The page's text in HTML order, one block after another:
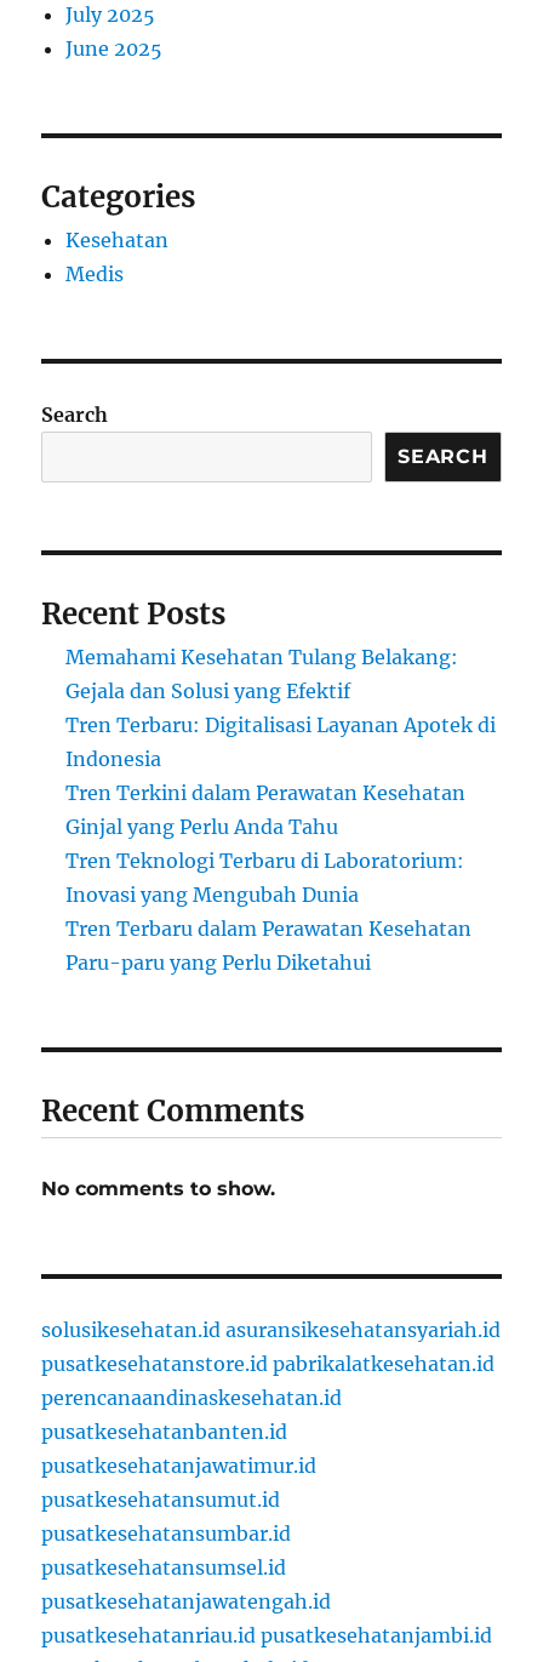
July 2025
June 2025
Categories
Kesehatan
Medis
Search
SEARCH
Recent Posts
Memahami Kesehatan Tulang Belakang:
Gejala dan Solusi yang Efektif
Tren Terbaru: Digitalisasi Layanan Apotek di
Indonesia
Tren Terkini dalam Perawatan Kesehatan
Ginjal yang Perlu Anda Tahu
Tren Teknologi Terbaru di Laboratorium:
Inovasi yang Mengubah Dunia
Tren Terbaru dalam Perawatan Kesehatan
Paru-paru yang Perlu Diketahui
Recent Comments
No comments to show.
solusikesehatan.id asuransikesehatansyariah.id
pusatkesehatanstore.id pabrikalatkesehatan.id
perencanaandinaskesehatan.id
pusatkesehatanbanten.id
pusatkesehatanjawatimur.id
pusatkesehatansumut.id
pusatkesehatansumbar.id
pusatkesehatansumsel.id
pusatkesehatanjawatengah.id
pusatkesehatanriau.id pusatkesehatanjambi.id